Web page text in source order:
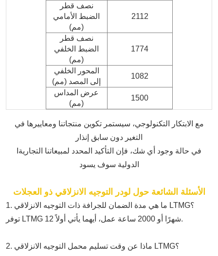
نصف قطر
الضبط الأمامي
(مم)
2112
نصف قطر
الضبط الخلفي
(مم)
1774
المحور الخلفي
إلى المصد (مم)
1082
عرض المداس
(مم)
1500
مع الابتكار التكنولوجي، سيستمر تكوين منتجاتنا ومعاييرها في
التغير دون سابق إنذار
في حالة وجود أي شك، فإن التأكيد المحدد لمبيعاتنا التجارية
الدولية سوف يسود
الأسئلة الشائعة حول لودر التوجيه الانزلاقي ذو العجلات
1. ما هي مدة الضمان للجرافة ذات التوجيه الانزلاقي LTMG؟
توفر LTMG 12 شهرًا أو 2000 ساعة عمل، أيهما يأتي أولاً.
2. ماذا عن وقت تسليم محمل التوجيه الانزلاقي LTMG؟